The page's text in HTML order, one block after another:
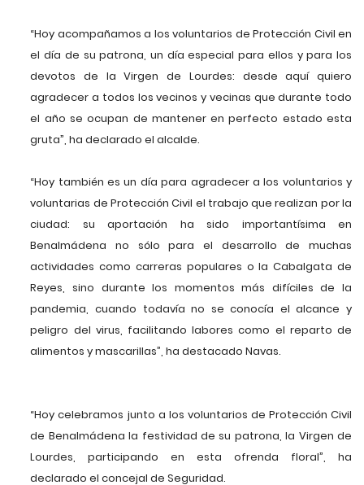
“Hoy acompañamos a los voluntarios de Protección Civil en
el día de su patrona, un día especial para ellos y para los
devotos de la Virgen de Lourdes: desde aquí quiero
agradecer a todos los vecinos y vecinas que durante todo
el año se ocupan de mantener en perfecto estado esta
gruta”, ha declarado el alcalde.
“Hoy también es un día para agradecer a los voluntarios y
voluntarias de Protección Civil el trabajo que realizan por la
ciudad: su aportación ha sido importantísima en
Benalmádena no sólo para el desarrollo de muchas
actividades como carreras populares o la Cabalgata de
Reyes, sino durante los momentos más difíciles de la
pandemia, cuando todavía no se conocía el alcance y
peligro del virus, facilitando labores como el reparto de
alimentos y mascarillas”, ha destacado Navas.
“Hoy celebramos junto a los voluntarios de Protección Civil
de Benalmádena la festividad de su patrona, la Virgen de
Lourdes, participando en esta ofrenda floral”, ha
declarado el concejal de Seguridad.